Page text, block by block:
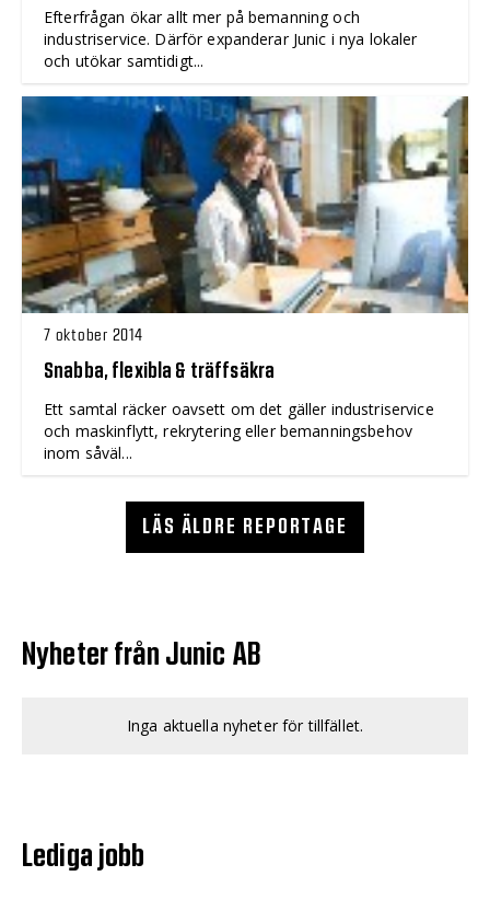
Efterfrågan ökar allt mer på bemanning och
industriservice. Därför expanderar Junic i nya lokaler
och utökar samtidigt...
7 oktober 2014
Snabba, flexibla & träffsäkra
Ett samtal räcker oavsett om det gäller industriservice
och maskinflytt, rekrytering eller bemanningsbehov
inom såväl...
LÄS ÄLDRE REPORTAGE
Nyheter från Junic AB
Inga aktuella nyheter för tillfället.
Lediga jobb